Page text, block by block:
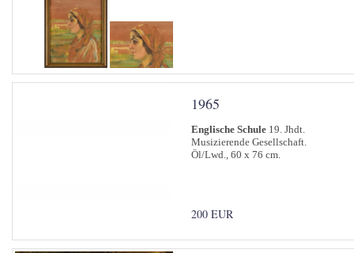
1965
Englische Schule 19. Jhdt.
Musizierende Gesellschaft.
Öl/Lwd., 60 x 76 cm.
200 EUR